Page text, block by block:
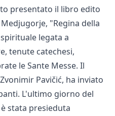
presentato il libro edito
"Regina della
legata a
tenute catechesi,
le Sante Messe. Il
Pavičić, ha inviato
L'ultimo giorno del
stata presieduta